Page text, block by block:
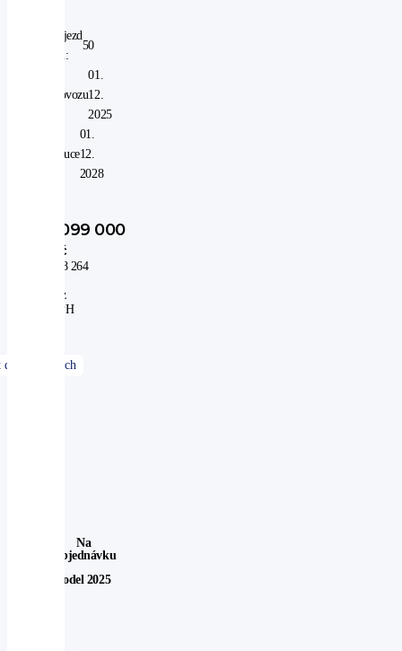
Nájezd
km:
50
provozu
01.
12.
2025
záruce
01.
12.
2028
1 099 000
Kč
908 264
bez
DPH
Na
Objednávku
Model 2025